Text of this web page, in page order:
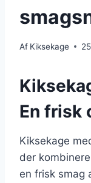
Af Kiksekage
En frisk
Kiksekage
der
en frisk smag